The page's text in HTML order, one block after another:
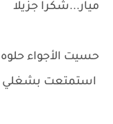
ميار...شكرا جزيلا
حسيت الأجواء
استمتعت بشغلي